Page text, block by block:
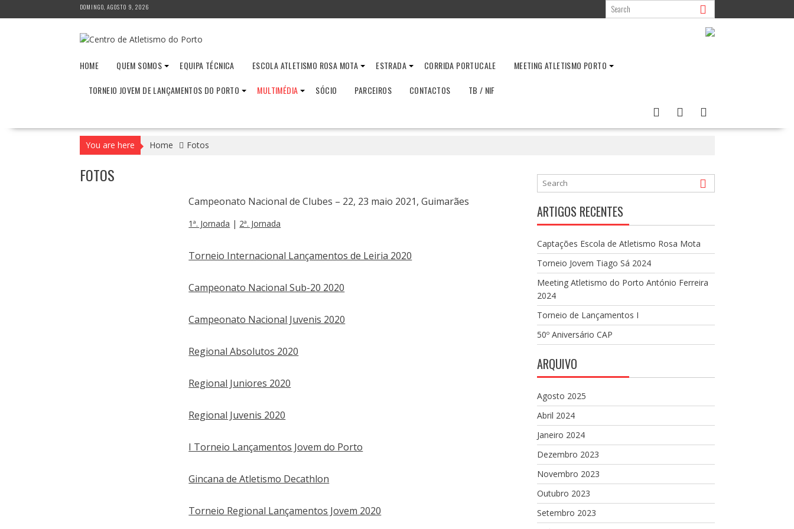
to
DOMINGO, AGOSTO 9, 2026
HOME QUEM SOMOS EQUIPA TÉCNICA ESCOLA ATLETISMO ROSA MOTA ESTRADA CORRIDA PORTUCALE
MEETING ATLETISMO PORTO
TORNEIO JOVEM DE LANÇAMENTOS DO PORTO
MULTIMÉDIA SÓCIO PARCEIROS CONTACTOS TB / NIF
You are here Home Fotos
FOTOS
Campeonato Nacional de Clubes – 22, 23 maio 2021, Guimarães
1ª. Jornada | 2ª. Jornada
Torneio Internacional Lançamentos de Leiria 2020
Campeonato Nacional Sub-20 2020
Campeonato Nacional Juvenis 2020
Regional Absolutos 2020
Regional Juniores 2020
Regional Juvenis 2020
I Torneio Lançamentos Jovem do Porto
Gincana de Atletismo Decathlon
Torneio Regional Lançamentos Jovem 2020
ARTIGOS RECENTES
Captações Escola de Atletismo Rosa Mota
Torneio Jovem Tiago Sá 2024
Meeting Atletismo do Porto António Ferreira
2024
Torneio de Lançamentos I
50º Aniversário CAP
ARQUIVO
Agosto 2025
Abril 2024
Janeiro 2024
Dezembro 2023
Novembro 2023
Outubro 2023
Setembro 2023